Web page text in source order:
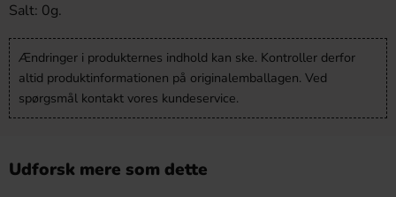
Salt: 0g.
Ændringer i produkternes indhold kan ske. Kontroller derfor
altid produktinformationen på originalemballagen. Ved
spørgsmål kontakt vores kundeservice.
Udforsk mere som dette